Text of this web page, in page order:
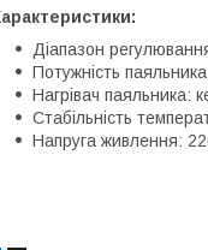
Діапазон
Потужність
Нагрівач паяльника:
Стабільність
Напруга живлення: